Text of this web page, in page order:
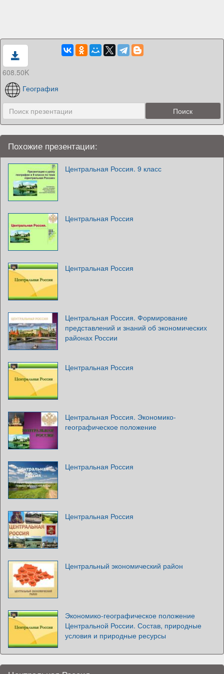
608.50K
География
Похожие презентации:
Центральная Россия. 9 класс
Центральная Россия
Центральная Россия
Центральная Россия. Формирование
представлений и знаний об экономических
районах России
Центральная Россия
Центральная Россия. Экономико-
географическое положение
Центральная Россия
Центральная Россия
Центральный экономический район
Экономико-географическое положение
Центральной России. Состав, природные
условия и природные ресурсы